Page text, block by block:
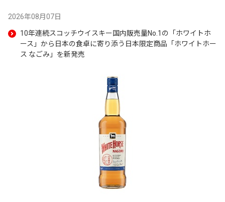
2026年08月07日
10年連続スコッチウイスキー国内販売量No.1の「ホワイトホ
ース」から日本の食卓に寄り添う日本限定商品「ホワイトホー
ス なごみ」を新発売